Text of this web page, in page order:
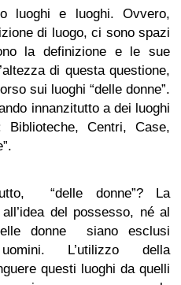
luoghi e luoghi. Ovvero,
di luogo, ci sono spazi
la definizione e le sue
di questa questione,
sui luoghi “delle donne”.
innanzitutto a dei luoghi
Centri, Case,
“delle donne”? La
del possesso, né al
donne siano esclusi
L’utilizzo della
questi luoghi da quelli